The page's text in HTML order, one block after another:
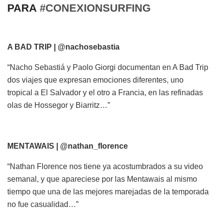
PARA #CONEXIONSURFING
A BAD TRIP | @nachosebastia
“Nacho Sebastiá y Paolo Giorgi documentan en A Bad Trip
dos viajes que expresan emociones diferentes, uno
tropical a El Salvador y el otro a Francia, en las refinadas
olas de Hossegor y Biarritz…”
MENTAWAIS | @nathan_florence
“Nathan Florence nos tiene ya acostumbrados a su video
semanal, y que apareciese por las Mentawais al mismo
tiempo que una de las mejores marejadas de la temporada
no fue casualidad…”